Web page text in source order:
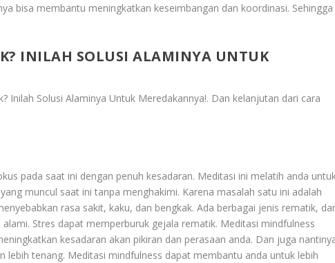
bisa membantu meningkatkan keseimbangan dan koordinasi. Sehingga
INILAH SOLUSI ALAMINYA UNTUK
Inilah Solusi Alaminya Untuk Meredakannya!. Dan kelanjutan dari cara
pada saat ini dengan penuh kesadaran. Meditasi ini melatih anda
muncul saat ini tanpa menghakimi. Karena masalah satu ini adalah
rasa sakit, kaku, dan bengkak. Ada berbagai jenis rematik,
Stres dapat memperburuk gejala rematik. Meditasi mindfulness
kesadaran akan pikiran dan perasaan anda. Dan juga
lebih tenang. Meditasi mindfulness dapat membantu anda untuk lebih